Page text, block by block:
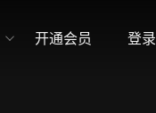
开通会员 登录